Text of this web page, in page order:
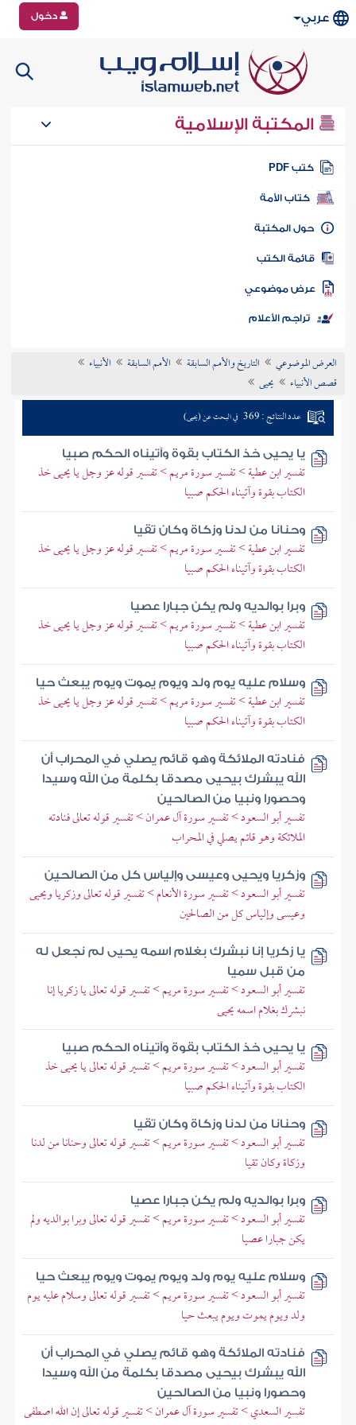
عربي دخول
المكتبة الإسلامية
كتب PDF
كتاب الأمة
المكتبة
الكتب
موضوعي
تراجم الأعلام
العرض الموضوعي التاريخ والأمم السابقة الأمم السابقة
الأنبياء
قصص الأنبياء
يحيى
عدد النتائج : 369 في البحث عن (يحيى)
يا يحيى خذ الكتاب بقوة وآتيناه الحكم صبيا
تفسير ابن عطية > تفسير سورة مريم > تفسير قوله عز وجل يا يحيى خذ
الكتاب بقوة وآتيناه الحكم صبيا
وحنانا من لدنا وزكاة وكان تقيا
تفسير ابن عطية > تفسير سورة مريم > تفسير قوله عز وجل يا يحيى خذ
الكتاب بقوة وآتيناه الحكم صبيا
وبرا بوالديه ولم يكن جبارا عصيا
تفسير ابن عطية > تفسير سورة مريم > تفسير قوله عز وجل يا يحيى خذ
الكتاب بقوة وآتيناه الحكم صبيا
وسلام عليه يوم ولد ويوم يموت ويوم يبعث حيا
تفسير ابن عطية > تفسير سورة مريم > تفسير قوله عز وجل يا يحيى خذ
الكتاب بقوة وآتيناه الحكم صبيا
فنادته الملائكة وهو قائم يصلي في المحراب أن
الله يبشرك بيحيى مصدقا بكلمة من الله وسيدا
وحصورا ونبيا من الصالحين
تفسير أبو السعود > تفسير سورة آل عمران > تفسير قوله تعالى فنادته
الملائكة وهو قائم يصلي في المحراب
وزكريا ويحيى وعيسى وإلياس كل من الصالحين
تفسير أبو السعود > تفسير سورة الأنعام > تفسير قوله تعالى وزكريا ويحيى
وعيسى وإلياس كل من الصالحين
يا زكريا إنا نبشرك بغلام اسمه يحيى لم نجعل له
من قبل سميا
تفسير أبو السعود > تفسير سورة مريم > تفسير قوله تعالى يا زكريا إنا
نبشرك بغلام اسمه يحيى
يا يحيى خذ الكتاب بقوة وآتيناه الحكم صبيا
تفسير أبو السعود > تفسير سورة مريم > تفسير قوله تعالى يا يحيى خذ
الكتاب بقوة وآتيناه الحكم صبيا
وحنانا من لدنا وزكاة وكان تقيا
تفسير أبو السعود > تفسير سورة مريم > تفسير قوله تعالى وحنانا من لدنا
وزكاة وكان تقيا
وبرا بوالديه ولم يكن جبارا عصيا
تفسير أبو السعود > تفسير سورة مريم > تفسير قوله تعالى وبرا بوالديه ولم
يكن جبارا عصيا
وسلام عليه يوم ولد ويوم يموت ويوم يبعث حيا
تفسير أبو السعود > تفسير سورة مريم > تفسير قوله تعالى وسلام عليه يوم
ولد ويوم يموت ويوم يبعث حيا
فنادته الملائكة وهو قائم يصلي في المحراب أن
الله يبشرك بيحيى مصدقا بكلمة من الله وسيدا
وحصورا ونبيا من الصالحين
تفسير السعدي > تفسير سورة آل عمران > تفسير قوله تعالى إن الله اصطفى